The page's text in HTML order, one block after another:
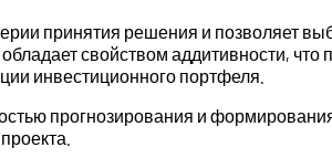
принятия решения и позволяет
свойством аддитивности, что
инвестиционного портфеля.
прогнозирования и